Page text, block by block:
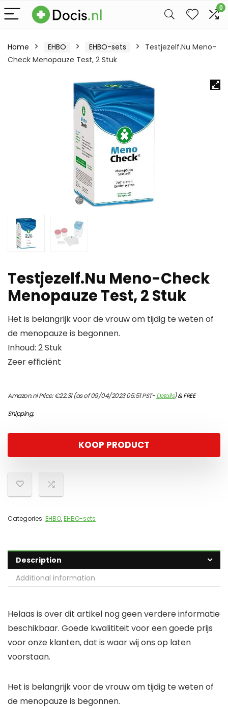
0
Home EHBO EHBO-sets
Testjezelf.Nu Meno-
Check Menopauze Test, 2 Stuk
Testjezelf.Nu Meno-Check
Menopauze Test, 2 Stuk
Het is belangrijk voor de vrouw om tijdig te weten of
de menopauze is begonnen.
Inhoud: 2 Stuk
Zeer efficiënt
Amazon.nl Price:€22.31(as of 09/04/2023 05:51 PST-Details)&FREE
Shipping.
KOOP PRODUCT
Categories: EHBO,EHBO-sets
Description
Additional information
Helaas is over dit artikel nog geen verdere informatie
beschikbaar. Goede kwalititeit voor een goede prijs
voor onze klanten, dat is waar wij ons op laten
voorstaan.
Het is belangrijk voor de vrouw om tijdig te weten of
de menopauze is begonnen.